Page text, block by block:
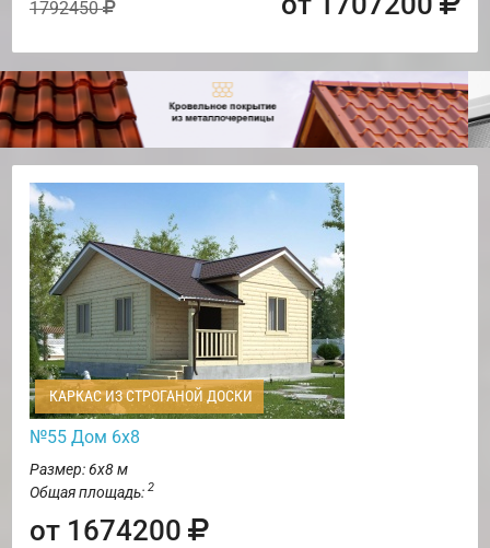
1792450
КАРКАС ИЗ СТРОГАНОЙ ДОСКИ
№55 Дом 6х8
Размер: 6х8 м
Общая площадь: 2
от 1674200